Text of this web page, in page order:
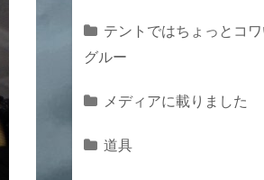
テントではちょっとコ
グルー
メディアに載りました
道具